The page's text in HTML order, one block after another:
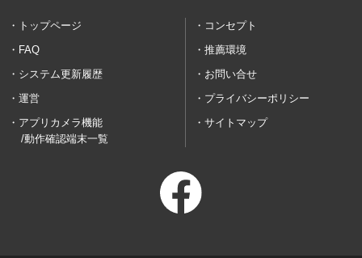
トップページ
コンセプト
FAQ
推薦環境
システム更新履歴
お問い合せ
運営
プライバシーポリシー
アプリカメラ機能
/動作確認端末一覧
サイトマップ